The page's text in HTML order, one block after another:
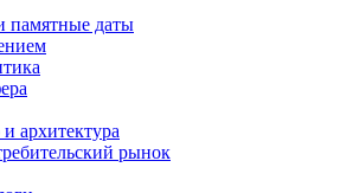
памятные даты
архитектура
рынок